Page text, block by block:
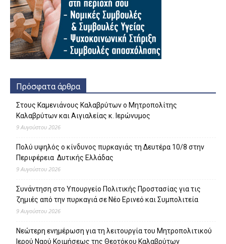
Πρόσφατα άρθρα
Στους Καμενιάνους Καλαβρύτων ο Μητροπολίτης
Καλαβρύτων και Αιγιαλείας κ. Ιερώνυμος
9 Αυγούστου 2026
Πολύ υψηλός ο κίνδυνος πυρκαγιάς τη Δευτέρα 10/8 στην
Περιφέρεια Δυτικής Ελλάδας
9 Αυγούστου 2026
Συνάντηση στο Υπουργείο Πολιτικής Προστασίας για τις
ζημιές από την πυρκαγιά σε Νέο Ερινεό και Συμπολιτεία
9 Αυγούστου 2026
Νεώτερη ενημέρωση για τη λειτουργία του Μητροπολιτικού
Ιερού Ναού Κοιμήσεως της Θεοτόκου Καλαβρύτων